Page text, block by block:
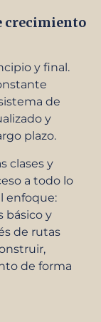
crecimiento
y final.
de
y
plazo.
clases y
a todo lo
enfoque:
básico y
de rutas
de forma